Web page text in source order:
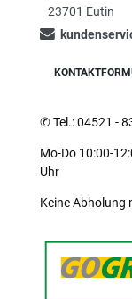
23701 Eutin
✆Tel.: 04521 -
Mo-Do 10:00-
Uhr
Keine Abholung